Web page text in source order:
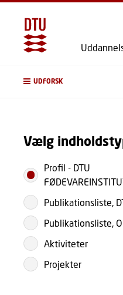
UDFORSK
Vælg
Profil - DTU
Publikationsliste,
Publikationsliste,
Aktiviteter
Projekter